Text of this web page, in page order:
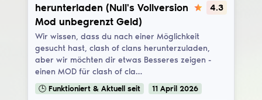
herunterladen (Null's Vollversion
Mod unbegrenzt Geld)
4.3
Wir wissen, dass du nach einer Möglichkeit
gesucht hast, clash of clans herunterzuladen,
aber wir möchten dir etwas Besseres zeigen -
einen MOD für clash of cla…
🕒 Funktioniert & Aktuell seit 11 April 2026